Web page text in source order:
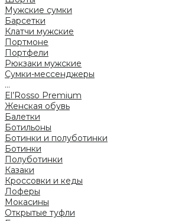
Мужские сумки
Барсетки
Клатчи мужские
Портмоне
Портфели
Рюкзаки мужские
Сумки-мессенджеры
...
El’Rosso Premium
Женская обувь
Балетки
Ботильоны
Ботинки и полуботинки
Ботинки
Полуботинки
Казаки
Кроссовки и кеды
Лоферы
Мокасины
Открытые туфли